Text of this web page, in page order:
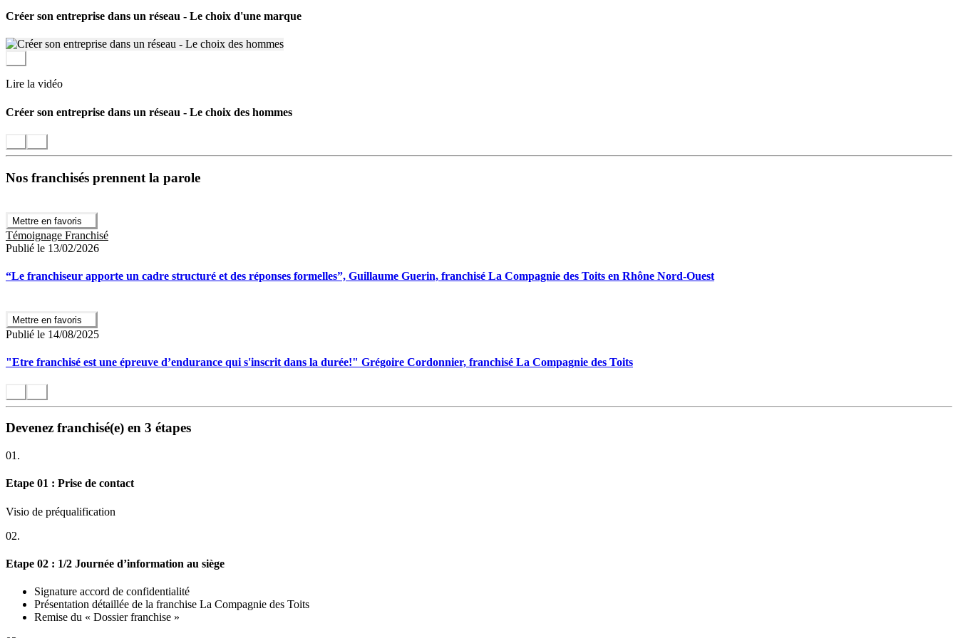
Créer son entreprise dans un réseau - Le choix d'une marque
Lire la vidéo
Créer son entreprise dans un réseau - Le choix des hommes
Nos franchisés prennent la parole
Mettre en favoris
Témoignage Franchisé
Publié le 13/02/2026
“Le franchiseur apporte un cadre structuré et des réponses formelles”, Guillaume Guerin, franchisé La Compagnie des Toits en Rhône Nord-Ouest
Mettre en favoris
Publié le 14/08/2025
"Etre franchisé est une épreuve d’endurance qui s'inscrit dans la durée!" Grégoire Cordonnier, franchisé La Compagnie des Toits
Devenez franchisé(e) en 3 étapes
01.
Etape 01 : Prise de contact
Visio de préqualification
02.
Etape 02 : 1/2 Journée d’information au siège
Signature accord de confidentialité
Présentation détaillée de la franchise La Compagnie des Toits
Remise du « Dossier franchise »